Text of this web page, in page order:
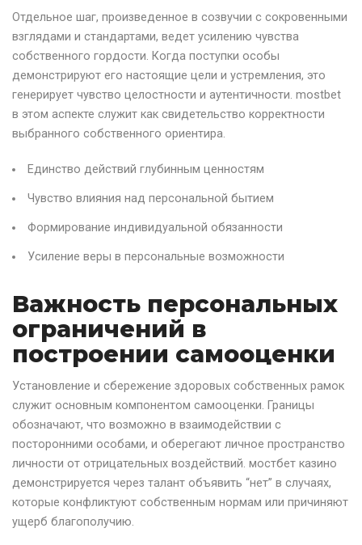
Отдельное шаг, произведенное в созвучии с сокровенными
взглядами и стандартами, ведет усилению чувства
собственного гордости. Когда поступки особы
демонстрируют его настоящие цели и устремления, это
генерирует чувство целостности и аутентичности. mostbet
в этом аспекте служит как свидетельство корректности
выбранного собственного ориентира.
Единство действий глубинным ценностям
Чувство влияния над персональной бытием
Формирование индивидуальной обязанности
Усиление веры в персональные возможности
Важность персональных
ограничений в
построении самооценки
Установление и сбережение здоровых собственных рамок
служит основным компонентом самооценки. Границы
обозначают, что возможно в взаимодействии с
посторонними особами, и оберегают личное пространство
личности от отрицательных воздействий. мостбет казино
демонстрируется через талант объявить “нет” в случаях,
которые конфликтуют собственным нормам или причиняют
ущерб благополучию.